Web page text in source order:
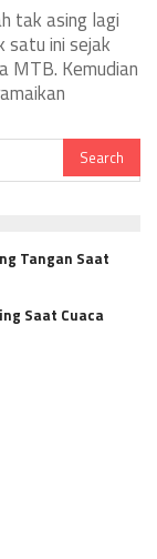
tak asing lagi
satu ini sejak
MTB. Kemudian
Tangan Saat
Saat Cuaca